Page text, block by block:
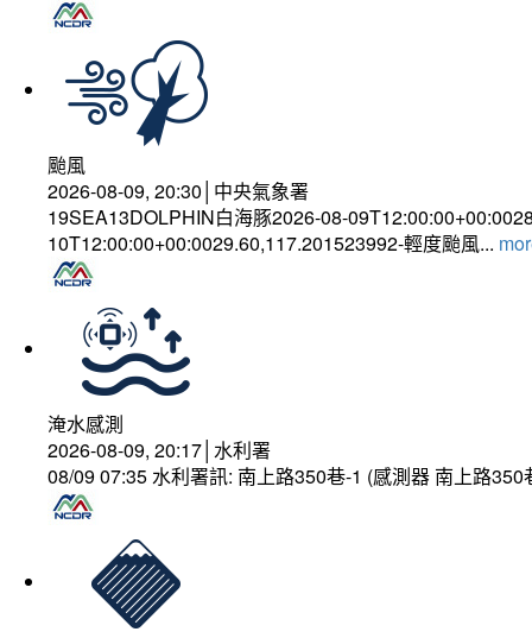
颱風
2026-08-09, 20:30│中央氣象署
19SEA13DOLPHIN白海豚2026-08-
10T12:00:00+00:0029.60,117.201523992-輕度颱風...
淹水感測
2026-08-09, 20:17│水利署
08/09 07:35 水利署訊: 南上路350巷-1 (感測器 南上路